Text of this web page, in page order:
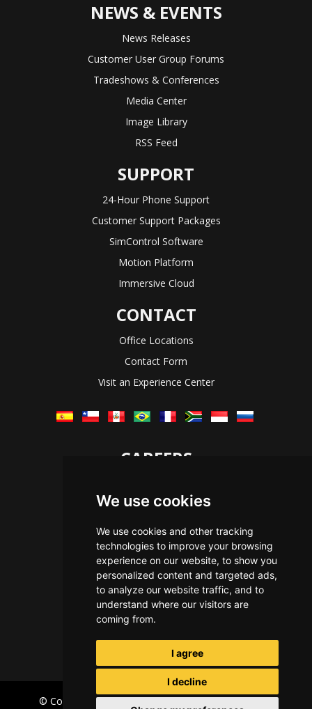
We use cookies
We use cookies and other tracking
technologies to improve your browsing
experience on our website, to show you
personalized content and targeted ads,
to analyze our website traffic, and to
understand where our visitors are
coming from.
I agree
I decline
NEWS & EVENTS
News Releases
Customer User Group Forums
Tradeshows & Conferences
Media Center
Image Library
RSS Feed
SUPPORT
24-Hour Phone Support
Customer Support Packages
SimControl Software
Motion Platform
Immersive Cloud
CONTACT
Office Locations
Contact Form
Visit an Experience Center
CAREERS
The Immersive Way
Benefits You Receive
Applying For a Position
Equal Opportunity
© Copyright Immersive Technologies2026 Privacy